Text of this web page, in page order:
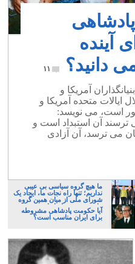
آینده
دانید؟
۱۱
آمریکا و
ایالات متحده آمریکا و
است، می نویسد:
آن استبداد است و
می ترسد، آن آزادی
ما هیچ گروه سیاسی بی عیبی
نداریم؛ تنها راه نجات ما، ایجاد یک
شورای ملی از میان همین گروه
های پر عیب و ایراد است
آیا حکومت پادشاهی مشروطه
برای ایران مناسب است؟